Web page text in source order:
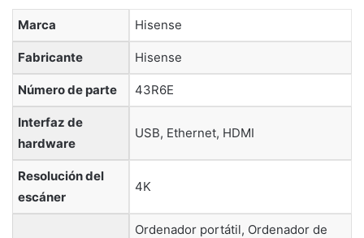
Marca ‎Hisense
Fabricante ‎Hisense
Número de parte ‎43R6E
Interfaz de
hardware
‎USB, Ethernet, HDMI
Resolución del
escáner
‎4K
‎Ordenador portátil, Ordenador de